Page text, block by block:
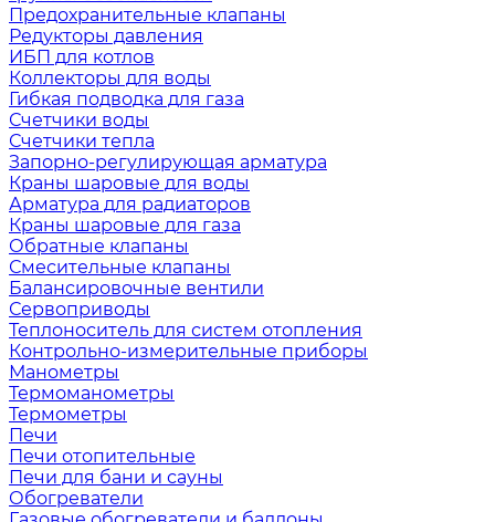
Предохранительные клапаны
Редукторы давления
ИБП для котлов
Коллекторы для воды
Гибкая подводка для газа
Счетчики воды
Счетчики тепла
Запорно-регулирующая арматура
Краны шаровые для воды
Арматура для радиаторов
Краны шаровые для газа
Обратные клапаны
Смесительные клапаны
Балансировочные вентили
Сервоприводы
Теплоноситель для систем отопления
Контрольно-измерительные приборы
Манометры
Термоманометры
Термометры
Печи
Печи отопительные
Печи для бани и сауны
Обогреватели